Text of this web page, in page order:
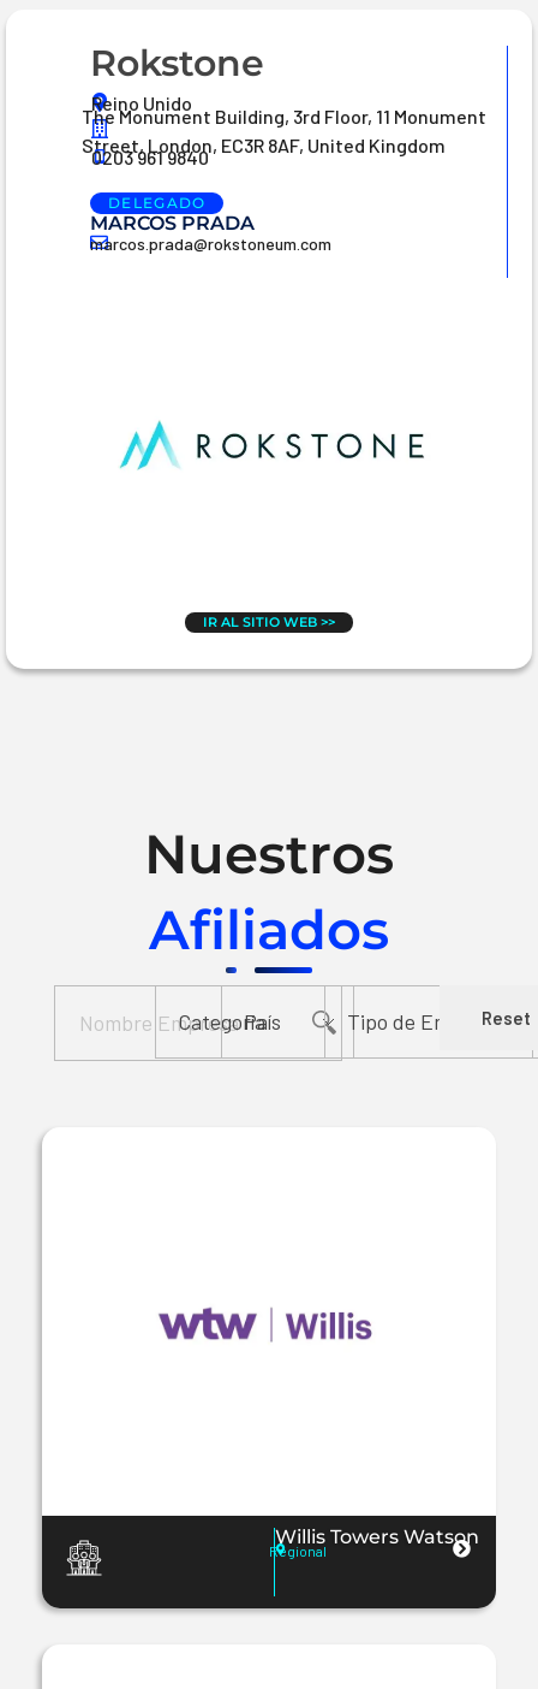
Rokstone
Reino Unido
The Monument Building, 3rd Floor, 11 Monument
Street, London, EC3R 8AF, United Kingdom
0203 961 9840
DELEGADO
MARCOS PRADA
marcos.prada@rokstoneum.com
IR AL SITIO WEB >>
Nuestros
Afiliados
Reset
Willis Towers Watson
Regional